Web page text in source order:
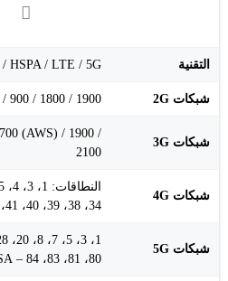
التقنية / HSPA / LTE / 5G
شبكات 2G 900 / 1800 / 1900
شبكات 3G
(AWS) / 1900 /
2100
شبكات 4G
34، 38، 39، 40، 41، 42، 48، 66
شبكات 5G
80، 81، 83، 84 – SA/NSA